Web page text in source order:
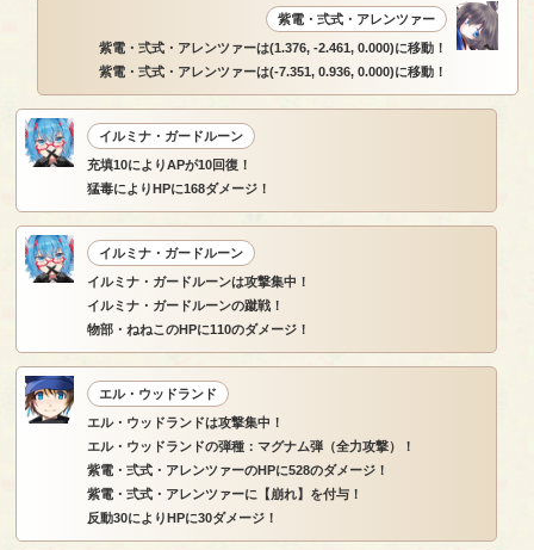
紫電・弍式・アレンツァー
紫電・弍式・アレンツァーは(1.376, -2.461, 0.000)に移動！
紫電・弍式・アレンツァーは(-7.351, 0.936, 0.000)に移動！
イルミナ・ガードルーン
充填10によりAPが10回復！
猛毒によりHPに168ダメージ！
イルミナ・ガードルーン
イルミナ・ガードルーンは攻撃集中！
イルミナ・ガードルーンの蹴戦！
物部・ねねこのHPに110のダメージ！
エル・ウッドランド
エル・ウッドランドは攻撃集中！
エル・ウッドランドの弾種：マグナム弾（全力攻撃）！
紫電・弍式・アレンツァーのHPに528のダメージ！
紫電・弍式・アレンツァーに【崩れ】を付与！
反動30によりHPに30ダメージ！